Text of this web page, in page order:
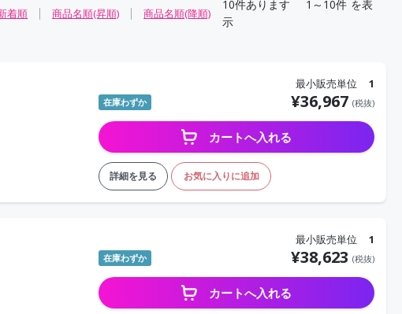
着順 商品名順(昇順) 商品名順(降順)
10件あります 1～10件 を表
示
最小販売単位 1
在庫わずか ¥36,967 (税抜)
カートへ入れる
詳細を見る お気に入りに追加
最小販売単位 1
在庫わずか ¥38,623 (税抜)
カートへ入れる